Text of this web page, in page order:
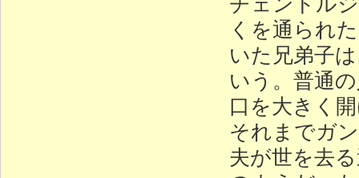
くを通られ
いた兄弟子
いう。普通
口を大きく
それまでガ
夫が世を去